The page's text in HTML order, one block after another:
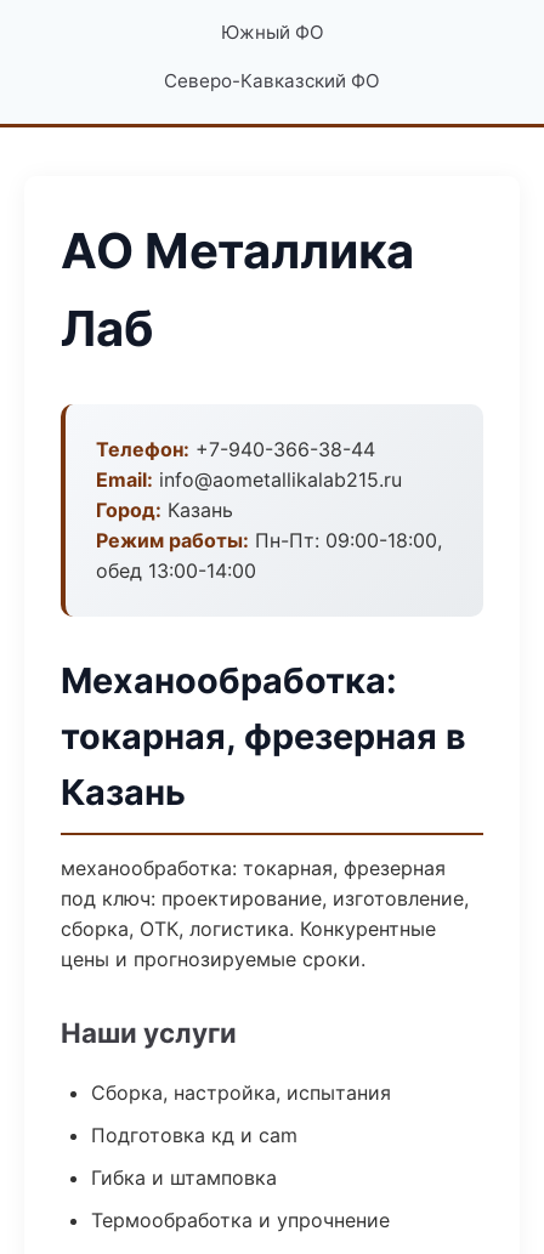
Южный ФО
Северо-Кавказский ФО
АО Металлика
Лаб
Телефон: +7-940-366-38-44
Email: info@aometallikalab215.ru
Город: Казань
Режим работы: Пн-Пт: 09:00-18:00,
обед 13:00-14:00
Механообработка:
токарная, фрезерная в
Казань
механообработка: токарная, фрезерная
под ключ: проектирование, изготовление,
сборка, ОТК, логистика. Конкурентные
цены и прогнозируемые сроки.
Наши услуги
Сборка, настройка, испытания
Подготовка кд и cam
Гибка и штамповка
Термообработка и упрочнение